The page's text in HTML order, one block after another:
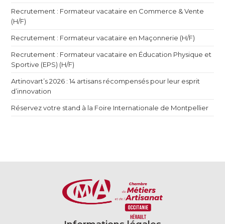
Recrutement : Formateur vacataire en Commerce & Vente
(H/F)
Recrutement : Formateur vacataire en Maçonnerie (H/F)
Recrutement : Formateur vacataire en Éducation Physique et
Sportive (EPS) (H/F)
Artinovart’s 2026 : 14 artisans récompensés pour leur esprit
d’innovation
Réservez votre stand à la Foire Internationale de Montpellier